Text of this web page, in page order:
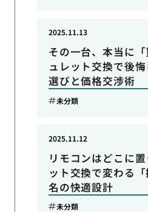
その一台、本当に
ュレット交換で後
選びと価格交渉術
2025.11.13
未分類
リモコンはどこに
ット交換で変わる
名の快適設計
2025.11.12
未分類